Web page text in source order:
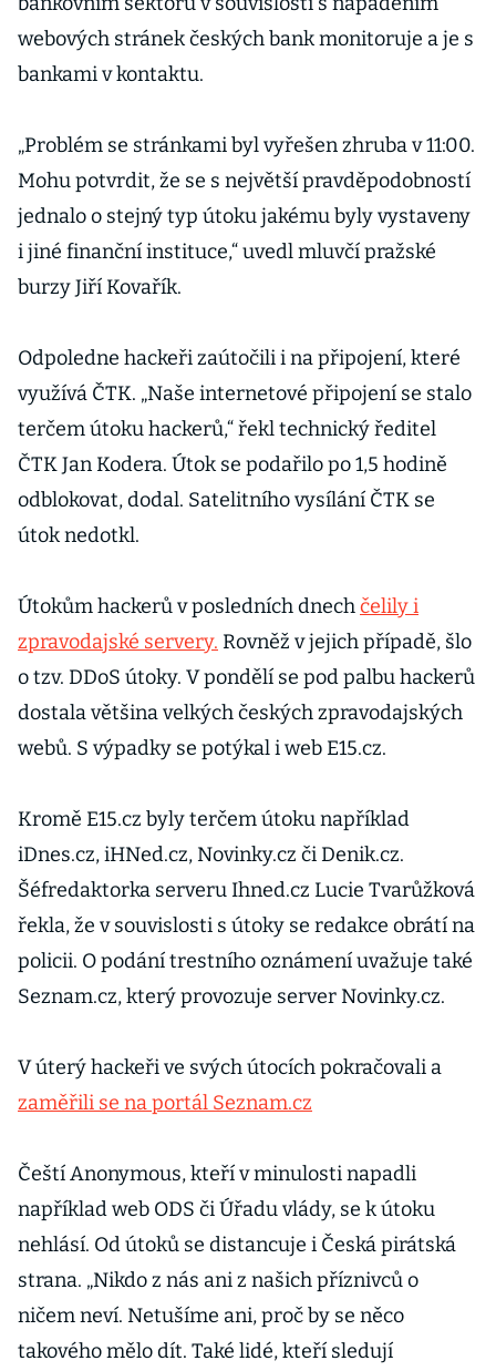
webových stránek českých bank monitoruje a je s
bankami v kontaktu.
„Problém se stránkami byl vyřešen zhruba v 11:00.
Mohu potvrdit, že se s největší pravděpodobností
jednalo o stejný typ útoku jakému byly vystaveny
i jiné finanční instituce,“ uvedl mluvčí pražské
burzy Jiří Kovařík.
Odpoledne hackeři zaútočili i na připojení, které
využívá ČTK. „Naše internetové připojení se stalo
terčem útoku hackerů,“ řekl technický ředitel
ČTK Jan Kodera. Útok se podařilo po 1,5 hodině
odblokovat, dodal. Satelitního vysílání ČTK se
útok nedotkl.
Útokům hackerů v posledních dnechčelily i
zpravodajské servery. Rovněž v jejich případě, šlo
o tzv. DDoS útoky. V pondělí se pod palbu hackerů
dostala většina velkých českých zpravodajských
webů. S výpadky se potýkal i web E15.cz.
Kromě E15.cz byly terčem útoku například
iDnes.cz, iHNed.cz, Novinky.cz či Denik.cz.
Šéfredaktorka serveru Ihned.cz Lucie Tvarůžková
řekla, že v souvislosti s útoky se redakce obrátí na
policii. O podání trestního oznámení uvažuje také
Seznam.cz, který provozuje server Novinky.cz.
V úterý hackeři ve svých útocích pokračovali a
zaměřili se na portál Seznam.cz
Čeští Anonymous, kteří v minulosti napadli
například web ODS či Úřadu vlády, se k útoku
nehlásí. Od útoků se distancuje i Česká pirátská
strana. „Nikdo z nás ani z našich příznivců o
ničem neví. Netušíme ani, proč by se něco
takového mělo dít. Také lidé, kteří sledují